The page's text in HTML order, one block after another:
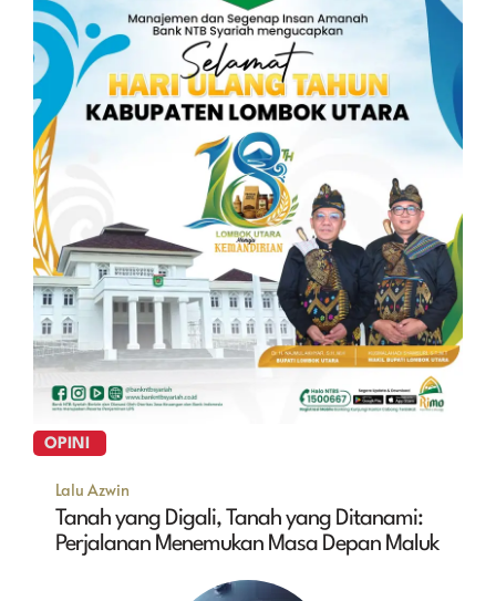
OPINI
Lalu Azwin
Tanah yang Digali, Tanah yang Ditanami:
Perjalanan Menemukan Masa Depan Maluk